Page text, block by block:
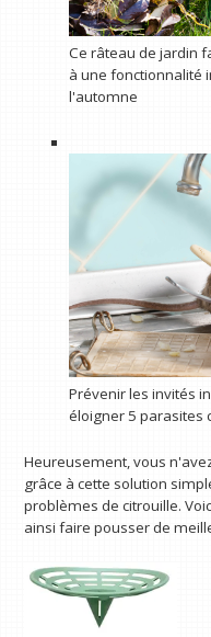
Ce râteau de jardin
à une fonctionnalité
l'automne
Prévenir les invités
éloigner 5 parasites
Heureusement, vous
grâce à cette solution
problèmes de citrouille.
ainsi faire pousser de